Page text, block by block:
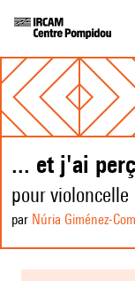
... et j'ai
pour violoncelle
par Núria Giménez-